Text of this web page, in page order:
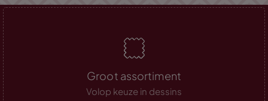
Groot assortiment
Volop keuze in dessins